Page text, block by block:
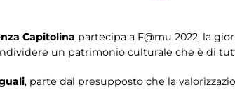
Capitolina partecipa a F@mu 2022, la
un patrimonio culturale che è di
, parte dal presupposto che la